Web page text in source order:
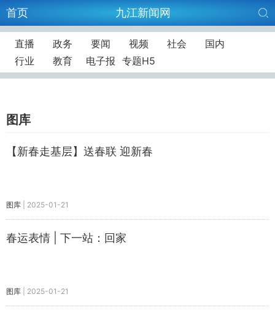
首页 九江新闻网
直播 政务 要闻 视频 社会
国内
行业
教育 电子报 专题H5
图库
【新春走基层】送春联 迎新春
图库 2025-01-21
春运表情 | 下一站：回家
图库 2025-01-21